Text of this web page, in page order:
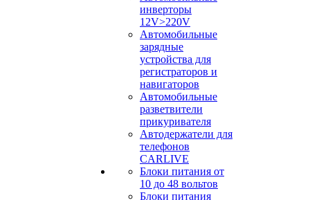
инверторы
12V>220V
Автомобильные
зарядные
устройства для
регистраторов и
навигаторов
Автомобильные
разветвители
прикуривателя
Автодержатели для
телефонов
CARLIVE
Блоки питания от
10 до 48 вольтов
Блоки питания